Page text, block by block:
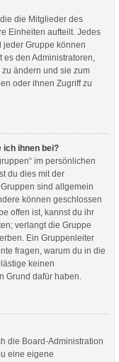
die Mitglieder des
Einheiten aufteilt. Jedes
jeder Gruppe können
den Administratoren,
ändern und sie zum
oder ihnen Zugriff zu
ich ihnen bei?
im persönlichen
du dies mit der
sind allgemein
können geschlossen
offen ist, kannst du ihr
verlangt die Gruppe
Ein Gruppenleiter
fragen, warum du in die
keinen
Grund dafür haben.
die Board-Administration
eine eigene